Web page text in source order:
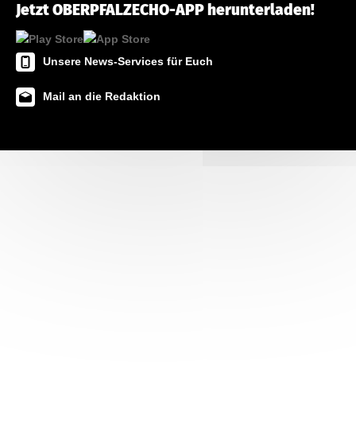
Jetzt OBERPFALZECHO-APP herunterladen!
Unsere News-Services für Euch
Mail an die Redaktion